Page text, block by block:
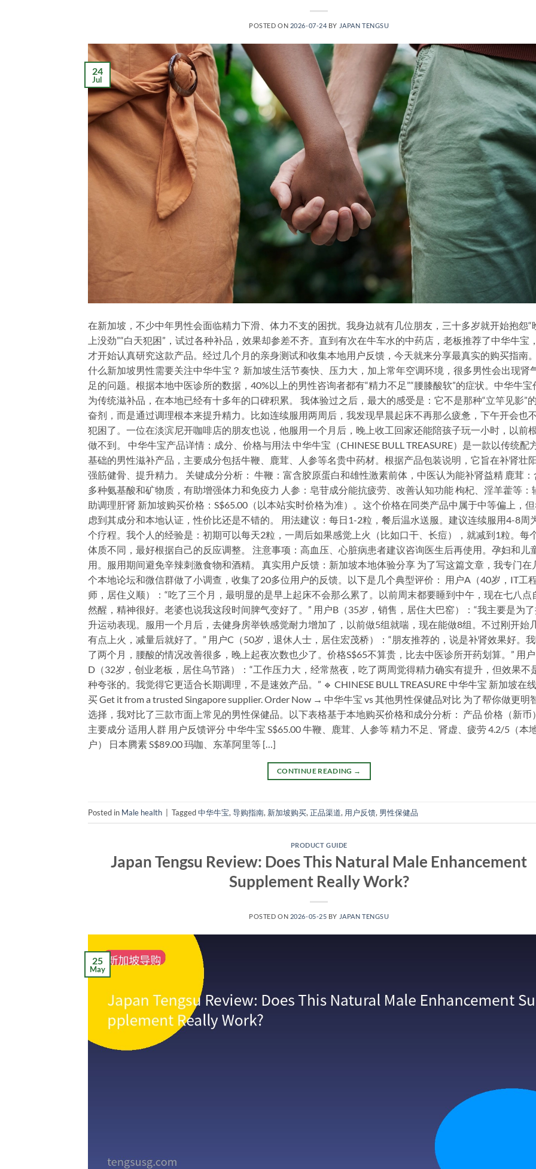
POSTED ON 2026-07-24 BY JAPAN TENGSU
24
Jul
在新加坡，不少中年男性会面临精力下滑、体力不支的困扰。我身边就有几位朋友，三十多岁就开始抱怨“
上没劲”“白天犯困”，试过各种补品，效果却参差不齐。直到有次在牛车水的中药店，老板推荐了中华牛宝
才开始认真研究这款产品。经过几个月的亲身测试和收集本地用户反馈，今天就来分享最真实的购买指南
什么新加坡男性需要关注中华牛宝？ 新加坡生活节奏快、压力大，加上常年空调环境，很多男性会出现肾
足的问题。根据本地中医诊所的数据，40%以上的男性咨询者都有“精力不足”“腰膝酸软”的症状。中华牛宝
为传统滋补品，在本地已经有十多年的口碑积累。 我体验过之后，最大的感受是：它不是那种“立竿见影”
奋剂，而是通过调理根本来提升精力。比如连续服用两周后，我发现早晨起床不再那么疲惫，下午开会也
犯困了。一位在淡滨尼开咖啡店的朋友也说，他服用一个月后，晚上收工回家还能陪孩子玩一小时，以前
做不到。 中华牛宝产品详情：成分、价格与用法 中华牛宝（CHINESE BULL TREASURE）是一款以传统配
基础的男性滋补产品，主要成分包括牛鞭、鹿茸、人参等名贵中药材。根据产品包装说明，它旨在补肾壮
强筋健骨、提升精力。 关键成分分析： 牛鞭：富含胶原蛋白和雄性激素前体，中医认为能补肾益精 鹿茸：
多种氨基酸和矿物质，有助增强体力和免疫力 人参：皂苷成分能抗疲劳、改善认知功能 枸杞、淫羊藿等：
助调理肝肾 新加坡购买价格：S$65.00（以本站实时价格为准）。这个价格在同类产品中属于中等偏上，
虑到其成分和本地认证，性价比还是不错的。 用法建议：每日1-2粒，餐后温水送服。建议连续服用4-8周
个疗程。我个人的经验是：初期可以每天2粒，一周后如果感觉上火（比如口干、长痘），就减到1粒。每
体质不同，最好根据自己的反应调整。 注意事项：高血压、心脏病患者建议咨询医生后再使用。孕妇和儿
用。服用期间避免辛辣刺激食物和酒精。 真实用户反馈：新加坡本地体验分享 为了写这篇文章，我专门在
个本地论坛和微信群做了小调查，收集了20多位用户的反馈。以下是几个典型评价： 用户A（40岁，IT工
师，居住义顺）：“吃了三个月，最明显的是早上起床不会那么累了。以前周末都要睡到中午，现在七八点
然醒，精神很好。老婆也说我这段时间脾气变好了。” 用户B（35岁，销售，居住大巴窑）：“我主要是为
升运动表现。服用一个月后，去健身房举铁感觉耐力增加了，以前做5组就喘，现在能做8组。不过刚开始
有点上火，减量后就好了。” 用户C（50岁，退休人士，居住宏茂桥）：“朋友推荐的，说是补肾效果好。
了两个月，腰酸的情况改善很多，晚上起夜次数也少了。价格S$65不算贵，比去中医诊所开药划算。” 用户
D（32岁，创业老板，居住乌节路）：“工作压力大，经常熬夜，吃了两周觉得精力确实有提升，但效果不
种夸张的。我觉得它更适合长期调理，不是速效产品。” 🔹 CHINESE BULL TREASURE 中华牛宝 新加坡在
买 Get it from a trusted Singapore supplier. Order Now → 中华牛宝 vs 其他男性保健品对比 为了帮你做更明
选择，我对比了三款市面上常见的男性保健品。以下表格基于本地购买价格和成分分析： 产品 价格（新币
主要成分 适用人群 用户反馈评分 中华牛宝 S$65.00 牛鞭、鹿茸、人参等 精力不足、肾虚、疲劳 4.2/5（本
户） 日本腾素 S$89.00 玛咖、东革阿里等 […]
CONTINUE READING →
Posted in Male health Tagged中华牛宝, 导购指南, 新加坡购买, 正品渠道, 用户反馈, 男性保健品
PRODUCT GUIDE
Japan Tengsu Review: Does This Natural Male Enhancement
Supplement Really Work?
POSTED ON 2026-05-25 BY JAPAN TENGSU
25
May